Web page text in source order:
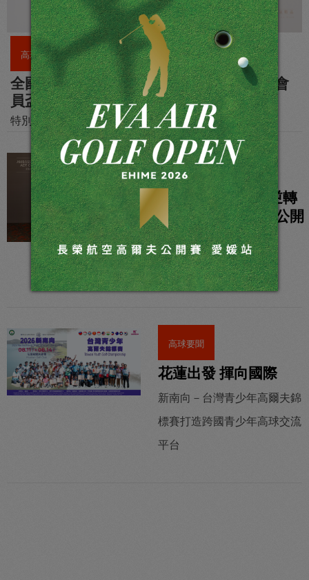
高球要聞
全國花園鄉村俱樂部果嶺發球台復育完成 會
員盃吸引逾 400 位會員出席
特別邀請名將林文堂為會員實施教學課程，報名秒爆
高球要聞
洪健堯飆 66 桿，逆轉
奪 2026 國賓 ADT 公開
賽冠軍
高球要聞
花蓮出發 揮向國際
新南向－台灣青少年高爾夫錦
標賽打造跨國青少年高球交流
平台